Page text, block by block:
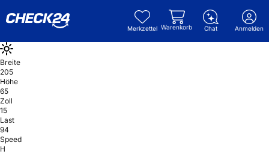
Merkzettel Warenkorb Chat Anmelden
Breite
205
Höhe
65
Zoll
15
Last
94
Speed
H